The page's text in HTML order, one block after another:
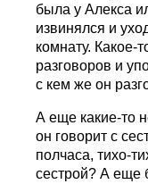
была у Алекса
извинялся и
комнату. Какое-
разговоров и
с кем же он
А еще какие-то
он говорит с
полчаса, тихо-
сестрой? А еще